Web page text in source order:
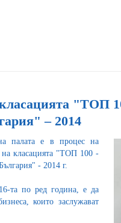
"ТОП
– 2014
палата е в процес на
на класацията "TОП 100 -
- 2014 г.
та по ред година, е да
които заслужават